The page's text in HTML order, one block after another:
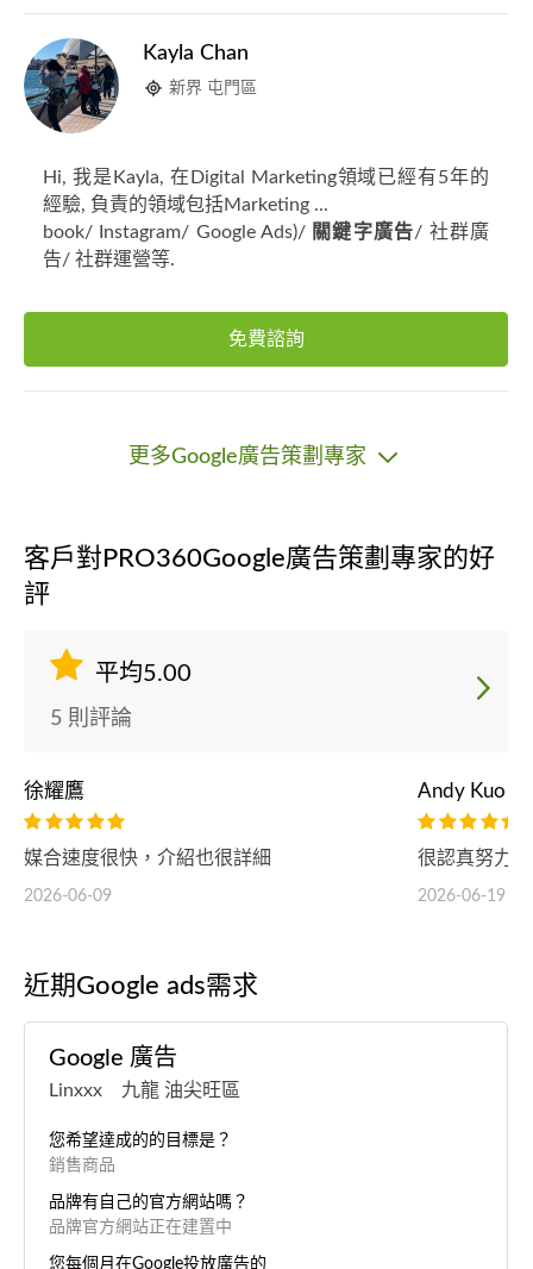
Kayla Chan
新界 屯門區
Hi, 我是Kayla, 在Digital Marketing領域已經有5年的
經驗, 負責的領域包括Marketing ...
book/ Instagram/ Google Ads)/ 關鍵字廣告/ 社群廣
告/ 社群運營等.
免費諮詢
更多Google廣告策劃專家
客戶對PRO360Google廣告策劃專家的好
評
平均5.00
5 則評論
徐耀鷹
媒合速度很快，介紹也很詳細
2026-06-09
Andy Kuo
很認真努力
2026-06-19
近期Google ads需求
Google 廣告
Linxxx 九龍 油尖旺區
您希望達成的的目標是？
銷售商品
品牌有自己的官方網站嗎？
品牌官方網站正在建置中
您每個月在Google投放廣告的